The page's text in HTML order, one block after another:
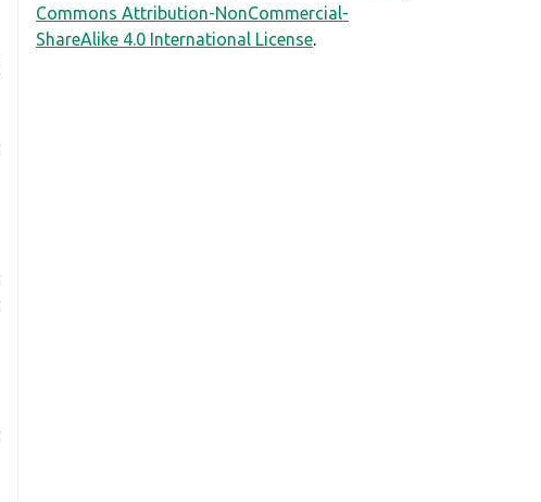
Commons Attribution-NonCommercial-
ShareAlike 4.0 International License.